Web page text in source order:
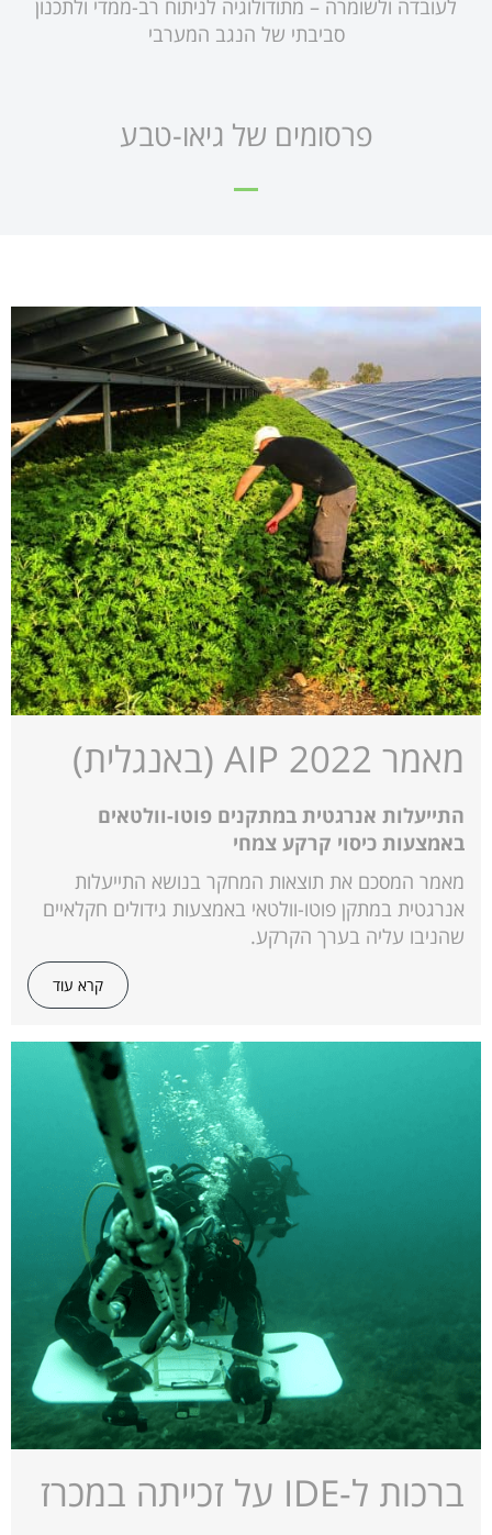
לעובדה ולשומרה – מתודולוגיה לניתוח רב-ממדי ולתכנון
סביבתי של הנגב המערבי
פרסומים של גיאו-טבע
מאמר AIP 2022 (באנגלית)
התייעלות אנרגטית במתקנים פוטו-וולטאים
באמצעות כיסוי קרקע צמחי
מאמר המסכם את תוצאות המחקר בנושא התייעלות
אנרגטית במתקן פוטו-וולטאי באמצעות גידולים חקלאיים
שהניבו עליה בערך הקרקע.
קרא עוד
ברכות ל-IDE על זכייתה במכרז